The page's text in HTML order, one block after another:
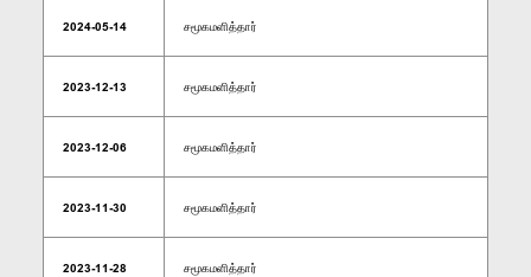
2024-05-14 சமூகமளித்தார்
2023-12-13 சமூகமளித்தார்
2023-12-06 சமூகமளித்தார்
2023-11-30 சமூகமளித்தார்
2023-11-28 சமூகமளித்தார்